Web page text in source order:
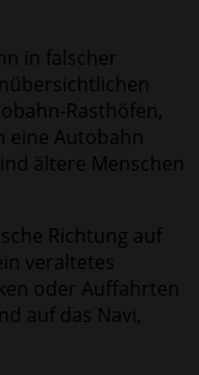
in falscher
Rasthöfen,
eine Autobahn
ältere Menschen
Richtung auf
veraltetes
oder Auffahrten
auf das Navi,